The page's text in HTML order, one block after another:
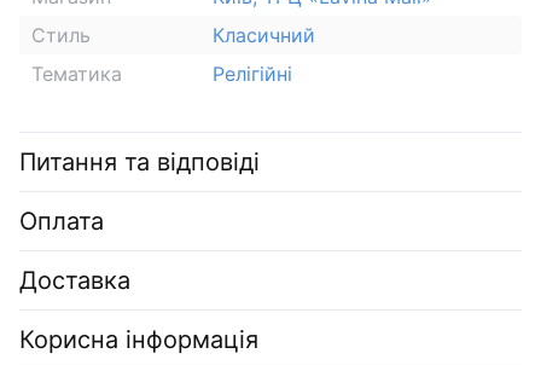
Стиль
Класичний
Тематика
Релігійні
Питання та відповіді
Оплата
Доставка
Корисна інформація